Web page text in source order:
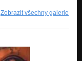
Zobrazit všechny galerie